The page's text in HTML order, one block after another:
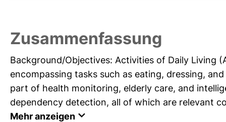
Zusammenfassung
Background/Objectives: Activities of Daily Living
encompassing tasks such as eating, dressing,
part of health monitoring, elderly care, and
dependency detection, all of which are relevant
Mehr anzeigen